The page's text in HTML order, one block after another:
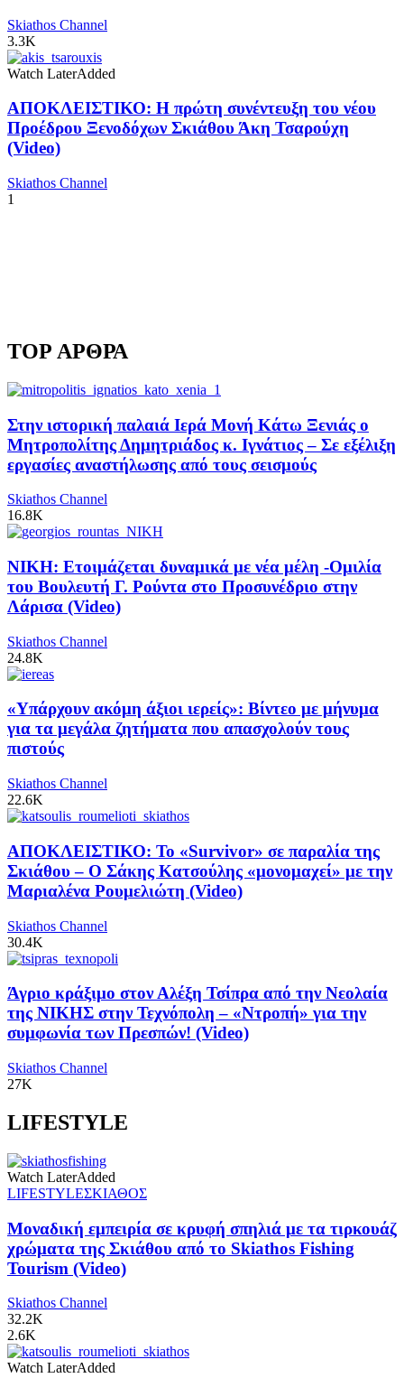
Skiathos Channel
3.3K
Watch LaterAdded
ΑΠΟΚΛΕΙΣΤΙΚΟ: Η πρώτη συνέντευξη του νέου
Προέδρου Ξενοδόχων Σκιάθου Άκη Τσαρούχη
(Video)
Skiathos Channel
1
TOP ΑΡΘΡΑ
Στην ιστορική παλαιά Ιερά Μονή Κάτω Ξενιάς ο
Μητροπολίτης Δημητριάδος κ. Ιγνάτιος – Σε εξέλιξη
εργασίες αναστήλωσης από τους σεισμούς
Skiathos Channel
16.8K
ΝΙΚΗ: Ετοιμάζεται δυναμικά με νέα μέλη -Ομιλία
του Βουλευτή Γ. Ρούντα στο Προσυνέδριο στην
Λάρισα (Video)
Skiathos Channel
24.8K
«Υπάρχουν ακόμη άξιοι ιερείς»: Βίντεο με μήνυμα
για τα μεγάλα ζητήματα που απασχολούν τους
πιστούς
Skiathos Channel
22.6K
ΑΠΟΚΛΕΙΣΤΙΚΟ: Το «Survivor» σε παραλία της
Σκιάθου – Ο Σάκης Κατσούλης «μονομαχεί» με την
Μαριαλένα Ρουμελιώτη (Video)
Skiathos Channel
30.4K
Άγριο κράξιμο στον Αλέξη Τσίπρα από την Νεολαία
της ΝΙΚΗΣ στην Τεχνόπολη – «Ντροπή» για την
συμφωνία των Πρεσπών! (Video)
Skiathos Channel
27K
LIFESTYLE
Watch LaterAdded
LIFESTYLEΣΚΙΑΘΟΣ
Μοναδική εμπειρία σε κρυφή σπηλιά με τα τιρκουάζ
χρώματα της Σκιάθου από το Skiathos Fishing
Tourism (Video)
Skiathos Channel
32.2K
2.6K
Watch LaterAdded